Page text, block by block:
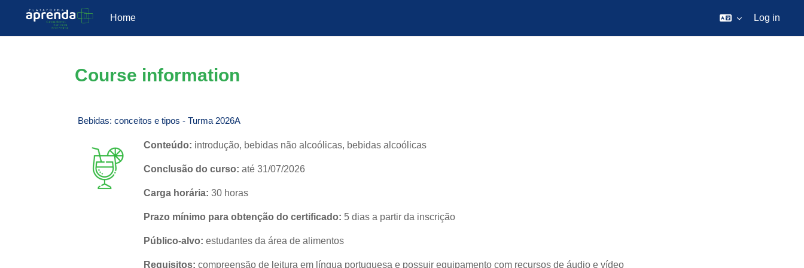
Home Log in
Course information
Bebidas: conceitos e tipos - Turma 2026A
Conteúdo: introdução, bebidas não alcoólicas, bebidas alcoólicas
Conclusão do curso: até 31/07/2026
Carga horária: 30 horas
Prazo mínimo para obtenção do certificado: 5 dias a partir da inscrição
Público-alvo: estudantes da área de alimentos
Requisitos: compreensão de leitura em língua portuguesa e possuir equipamento com recursos de áudio e vídeo